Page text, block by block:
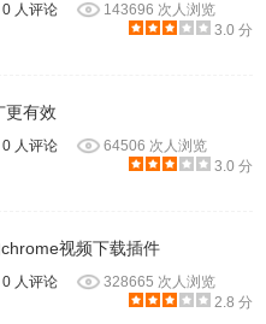
0 人评论
143696 次人浏览
3.0 分
更有效
0 人评论
64506 次人浏览
3.0 分
视频下载插件
0 人评论
328665 次人浏览
2.8 分